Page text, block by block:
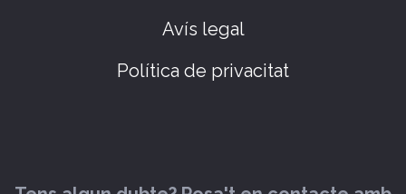
Avís legal
Política de privacitat